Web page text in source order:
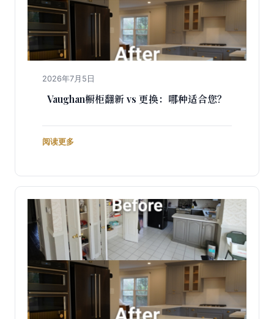
2026年7月5日
Vaughan橱柜翻新 vs 更换：哪种适合您？
阅读更多